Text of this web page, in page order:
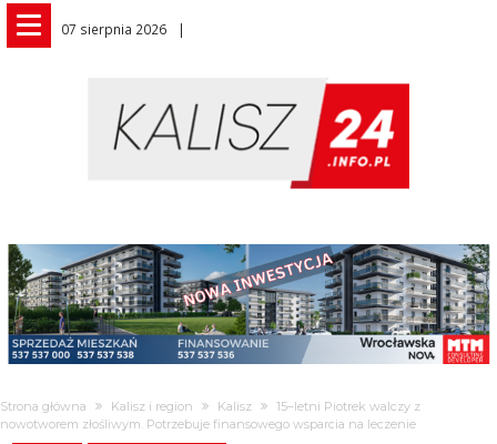
07 sierpnia 2026
Strona główna Kalisz i region Kalisz
15–letni Piotrek walczy z
nowotworem złośliwym. Potrzebuje finansowego wsparcia na leczenie